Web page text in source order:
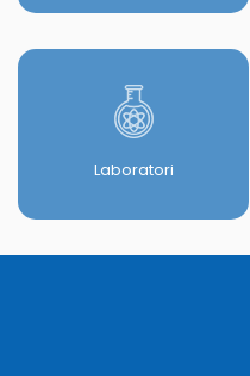
Laboratori